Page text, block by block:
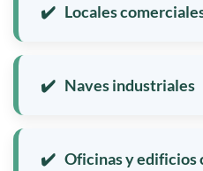
Locales
Naves industriales
Oficinas y edificios